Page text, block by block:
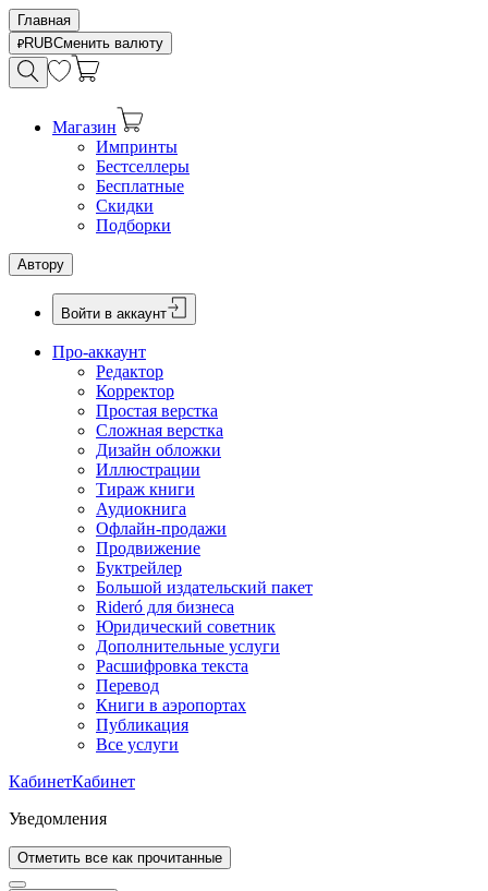
Главная
RUBСменить валюту
Магазин
Импринты
Бестселлеры
Бесплатные
Скидки
Подборки
Автору
Войти в аккаунт
Про-аккаунт
Редактор
Корректор
Простая верстка
Сложная верстка
Дизайн обложки
Иллюстрации
Тираж книги
Аудиокнига
Офлайн-продажи
Продвижение
Буктрейлер
Большой издательский пакет
Rideró для бизнеса
Юридический советник
Дополнительные услуги
Расшифровка текста
Перевод
Книги в аэропортах
Публикация
Все услуги
КабинетКабинет
Уведомления
Отметить все как прочитанные